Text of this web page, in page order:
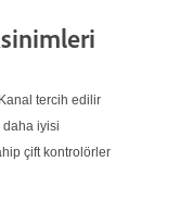
tercih edilir
daha iyisi
çift kontrolörler